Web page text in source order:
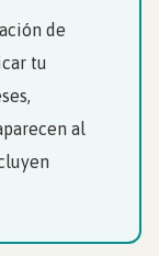
de
tu
al